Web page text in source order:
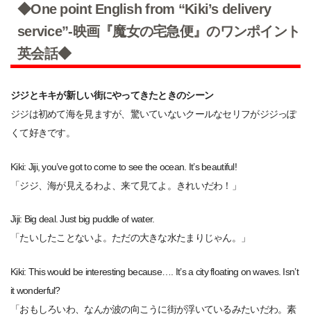
◆One point English from “Kiki’s delivery
service”-映画『魔女の宅急便』のワンポイント
英会話◆
ジジとキキが新しい街にやってきたときのシーン
ジジは初めて海を見ますが、驚いていないクールなセリフがジジっぽ
くて好きです。
Kiki: Jiji, you’ve got to come to see the ocean. It’s beautiful!
「ジジ、海が見えるわよ、来て見てよ。きれいだわ！」
Jiji: Big deal. Just big puddle of water.
「たいしたことないよ。ただの大きな水たまりじゃん。」
Kiki: This would be interesting because…. It’s a city floating on waves. Isn’t
it wonderful?
「おもしろいわ、なんか波の向こうに街が浮いているみたいだわ。素